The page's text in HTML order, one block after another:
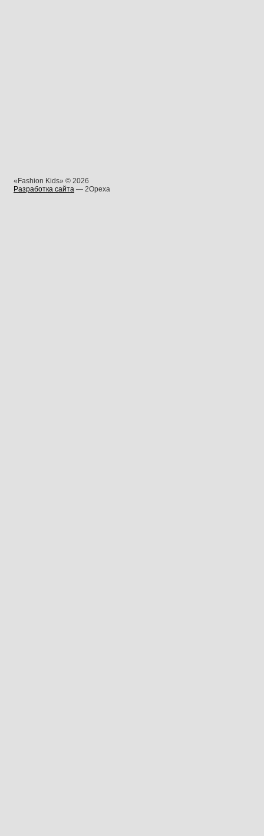
«Fashion Kids» © 2026
Разработка сайта — 2Opexa